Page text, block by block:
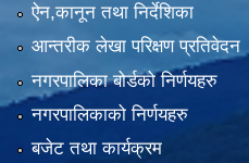
ऐन,कानून तथा निर्देशिका
आन्तरीक लेखा परिक्षण प्रतिवेदन
नगरपालिका बोर्डको निर्णयहरु
नगरपालिकाको निर्णयहरु
बजेट तथा कार्यक्रम